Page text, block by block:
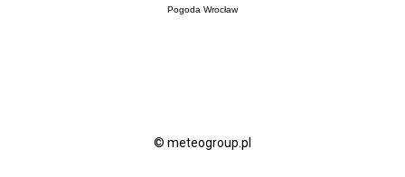
Pogoda Wrocław
© meteogroup.pl